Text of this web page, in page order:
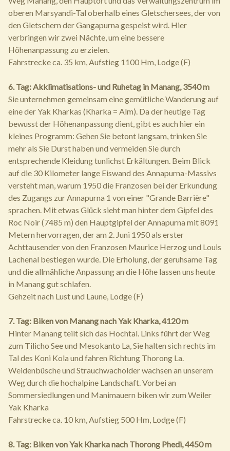
oberen Marsyandi-Tal oberhalb eines Gletschersees, der von
den Gletschern der Gangapurna gespeist wird. Hier
verbringen wir zwei Nächte, um eine bessere
Höhenanpassung zu erzielen.
Fahrstrecke ca. 35 km, Aufstieg 1100 Hm, Lodge (F)
6. Tag: Akklimatisations- und Ruhetag in Manang, 3540 m
Sie unternehmen gemeinsam eine gemütliche Wanderung auf
eine der Yak Kharkas (Kharka = Alm). Da der heutige Tag
bewusst der Höhenanpassung dient, gibt es auch hier ein
kleines Programm: Gehen Sie betont langsam, trinken Sie
mehr als Sie Durst haben und vermeiden Sie durch
entsprechende Kleidung tunlichst Erkältungen. Beim Blick
auf die 30 Kilometer lange Eiswand des Annapurna-Massivs
versteht man, warum 1950 die Franzosen bei der Erkundung
des Zugangs zur Annapurna 1 von einer "Grande Barrière"
sprachen. Mit etwas Glück sieht man hinter dem Gipfel des
Roc Noir (7485 m) den Hauptgipfel der Annapurna mit 8091
Metern hervorragen, der am 2. Juni 1950 als erster
Achttausender von den Franzosen Maurice Herzog und Louis
Lachenal bestiegen wurde. Die Erholung, der geruhsame Tag
und die allmähliche Anpassung an die Höhe lassen uns heute
in Manang gut schlafen.
Gehzeit nach Lust und Laune, Lodge (F)
7. Tag: Biken von Manang nach Yak Kharka, 4120 m
Hinter Manang teilt sich das Hochtal. Links führt der Weg
zum Tilicho See und Mesokanto La, Sie halten sich rechts im
Tal des Koni Kola und fahren Richtung Thorong La.
Weidenbüsche und Strauchwacholder wachsen an unserem
Weg durch die hochalpine Landschaft. Vorbei an
Sommersiedlungen und Manimauern biken wir zum Weiler
Yak Kharka
Fahrstrecke ca. 10 km, Aufstieg 500 Hm, Lodge (F)
8. Tag: Biken von Yak Kharka nach Thorong Phedi, 4450 m